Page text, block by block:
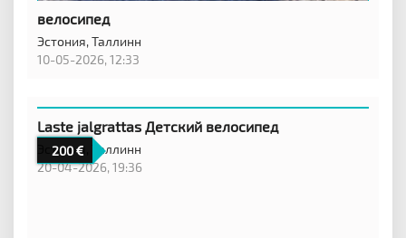
велосипед
Эстония,Таллинн
10-05-2026, 12:33
200
Laste jalgrattas Детский велосипед
Эстония,
Таллинн
20-04-2026, 19:36